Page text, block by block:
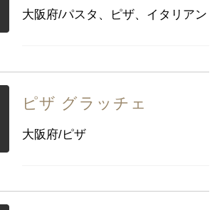
徳島県 香川県 愛媛県 高知県
大分県 宮崎県 鹿児島県
沖縄県
大阪府/パスタ、ピザ、イタリアン
ピザ グラッチェ
大阪府/ピザ